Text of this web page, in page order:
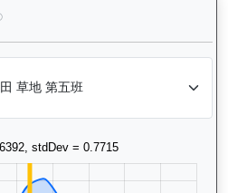
背背龍（H374）— 完成時間標準差分